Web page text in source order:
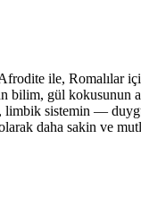
Afrodite ile, Romalılar
bilim, gül kokusunun
limbik sistemin —
daha sakin ve